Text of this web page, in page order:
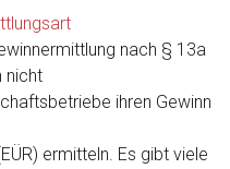
nach § 13a
nicht
ihren Gewinn
ermitteln. Es gibt viele